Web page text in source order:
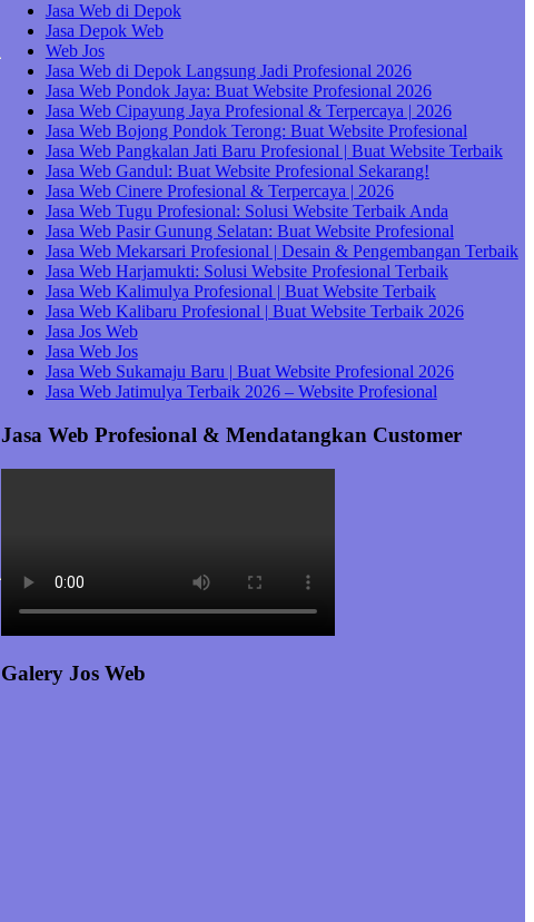
Jasa Web di Depok
Jasa Depok Web
Web Jos
Jasa Web di Depok Langsung Jadi Profesional 2026
Jasa Web Pondok Jaya: Buat Website Profesional 2026
Jasa Web Cipayung Jaya Profesional & Terpercaya | 2026
Jasa Web Bojong Pondok Terong: Buat Website Profesional
Jasa Web Pangkalan Jati Baru Profesional | Buat Website Terbaik
Jasa Web Gandul: Buat Website Profesional Sekarang!
Jasa Web Cinere Profesional & Terpercaya | 2026
Jasa Web Tugu Profesional: Solusi Website Terbaik Anda
Jasa Web Pasir Gunung Selatan: Buat Website Profesional
Jasa Web Mekarsari Profesional | Desain & Pengembangan Terbaik
Jasa Web Harjamukti: Solusi Website Profesional Terbaik
Jasa Web Kalimulya Profesional | Buat Website Terbaik
Jasa Web Kalibaru Profesional | Buat Website Terbaik 2026
Jasa Jos Web
Jasa Web Jos
Jasa Web Sukamaju Baru | Buat Website Profesional 2026
Jasa Web Jatimulya Terbaik 2026 – Website Profesional
Jasa Web Profesional & Mendatangkan Customer
Galery Jos Web